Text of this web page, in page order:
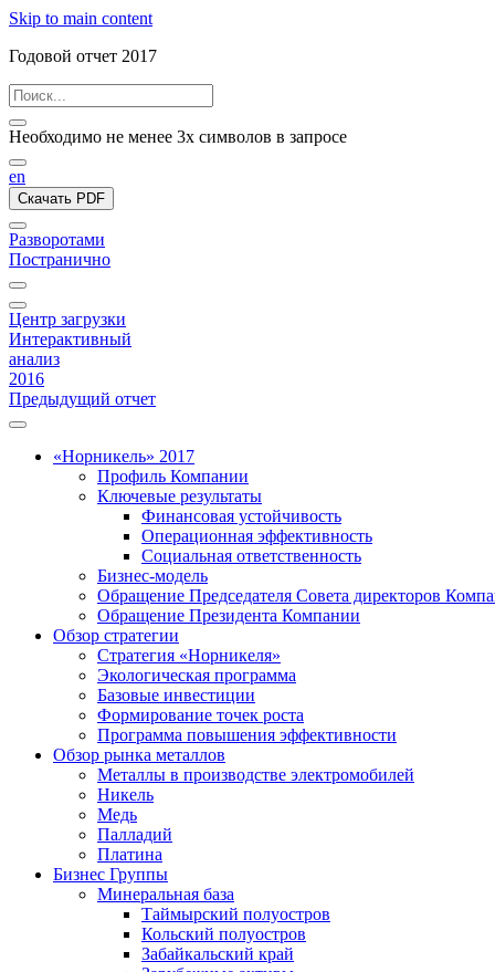
Skip to main content
Годовой отчет 2017
Необходимо не менее 3х символов в запросе
en
Скачать PDF
Разворотами
Постранично
Центр загрузки
Интерактивный
анализ
2016
Предыдущий отчет
«Норникель» 2017
Профиль Компании
Ключевые результаты
Финансовая устойчивость
Операционная эффективность
Социальная ответственность
Бизнес-модель
Обращение Председателя Совета директоров
Обращение Президента Компании
Обзор стратегии
Стратегия «Норникеля»
Экологическая программа
Базовые инвестиции
Формирование точек роста
Программа повышения эффективности
Обзор рынка металлов
Металлы в производстве электромобилей
Никель
Медь
Палладий
Платина
Бизнес Группы
Минеральная база
Таймырский полуостров
Кольский полуостров
Забайкальский край